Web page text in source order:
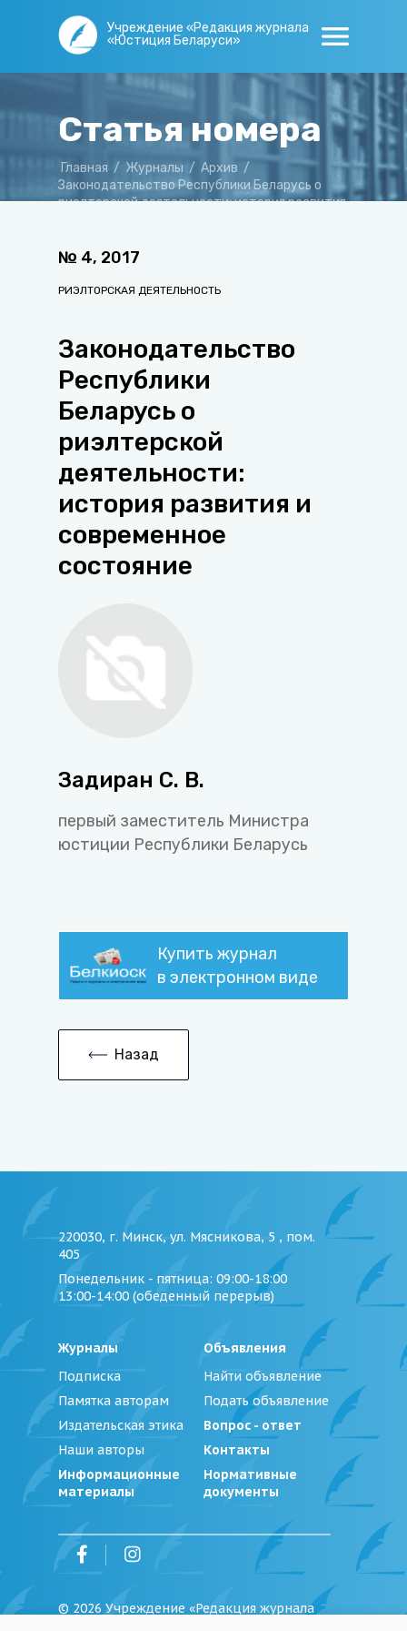
Учреждение «Редакция журнала
«Юстиция Беларуси»
Статья номера
Главная / Журналы / Архив /
Законодательство Республики Беларусь о
риэлтерской деятельности: история развития
№ 4, 2017
РИЭЛТОРСКАЯ ДЕЯТЕЛЬНОСТЬ
Законодательство
Республики
Беларусь о
риэлтерской
деятельности:
история развития и
современное
состояние
Задиран С. В.
первый заместитель Министра
юстиции Республики Беларусь
Купить журнал
в электронном виде
Назад
220030, г. Минск, ул. Мясникова, 5 , пом.
405
Понедельник - пятница: 09:00-18:00
13:00-14:00 (обеденный перерыв)
Журналы
Подписка
Памятка авторам
Издательская этика
Наши авторы
Информационные
материалы
Объявления
Найти объявление
Подать объявление
Вопрос - ответ
Контакты
Нормативные
документы
© 2026 Учреждение «Редакция журнала